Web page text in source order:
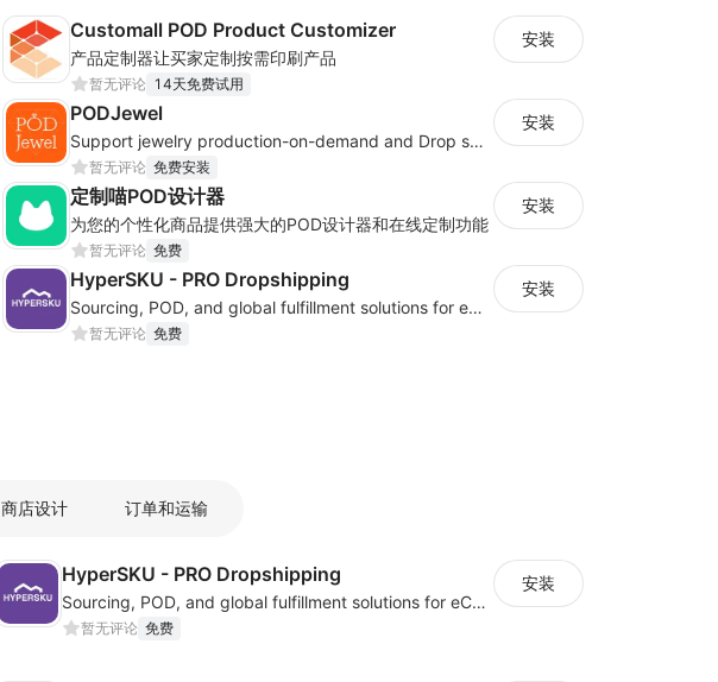
Customall POD Product Customizer
产品定制器让买家定制按需印刷产品
暂无评论 14天免费试用
安装
PODJewel
Support jewelry production-on-demand and Drop shipping
暂无评论 免费安装
安装
定制喵POD设计器
为您的个性化商品提供强大的POD设计器和在线定制功能
暂无评论 免费
安装
HyperSKU - PRO Dropshipping
Sourcing, POD, and global fulfillment solutions for eCommerce sellers.
暂无评论 免费
安装
商店设计 订单和运输
HyperSKU - PRO Dropshipping
Sourcing, POD, and global fulfillment solutions for eCommerce sellers.
暂无评论 免费
安装